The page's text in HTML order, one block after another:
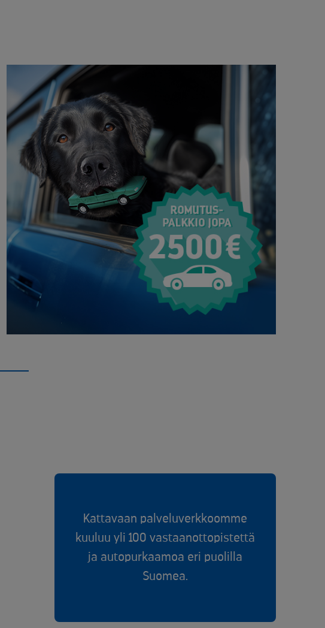
Kattavaan palveluverkkoomme
kuuluu yli 100 vastaanottopistettä
ja autopurkaamoa eri puolilla
Suomea.